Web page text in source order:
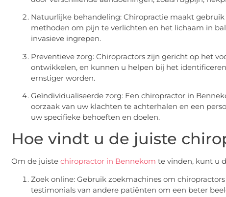
Natuurlijke behandeling: Chiropractie maakt
methoden om pijn te verlichten en het lichaam in
invasieve ingrepen.
Preventieve zorg: Chiropractors zijn gericht op het
ontwikkelen, en kunnen u helpen bij het
ernstiger worden.
Geïndividualiseerde zorg: Een chiropractor in
oorzaak van uw klachten te achterhalen en een
uw specifieke behoeften en doelen.
Hoe vindt u de juiste
Om de juiste chiropractor in Bennekom te vinden, kunt u
Zoek online: Gebruik zoekmachines om
testimonials van andere patiënten om een beter